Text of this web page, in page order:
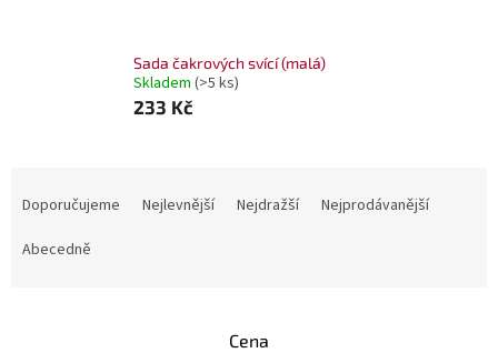
Sada čakrových svící (malá)
Skladem (>5 ks)
233 Kč
Doporučujeme Nejlevnější Nejdražší
Nejprodávanější
Abecedně
Cena